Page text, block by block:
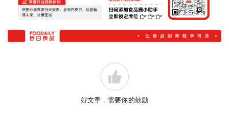
好文章，需要你的鼓励